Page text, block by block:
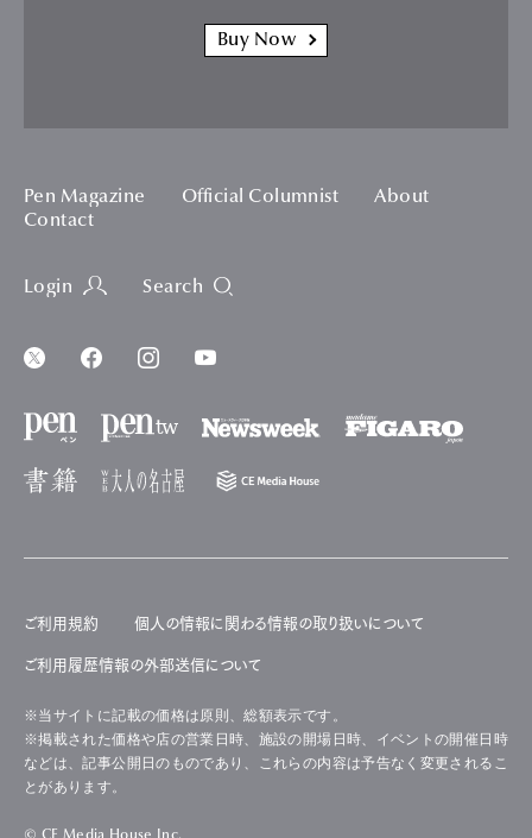
Buy Now
Pen Magazine Official Columnist
About
Contact
Login Search
ご利用規約 個人の情報に関わる情報の取り扱いについて
ご利用履歴情報の外部送信について
※当サイトに記載の価格は原則、総額表示です。
※掲載された価格や店の営業日時、施設の開場日時、イベントの開催日時
などは、記事公開日のものであり、これらの内容は予告なく変更されるこ
とがあります。